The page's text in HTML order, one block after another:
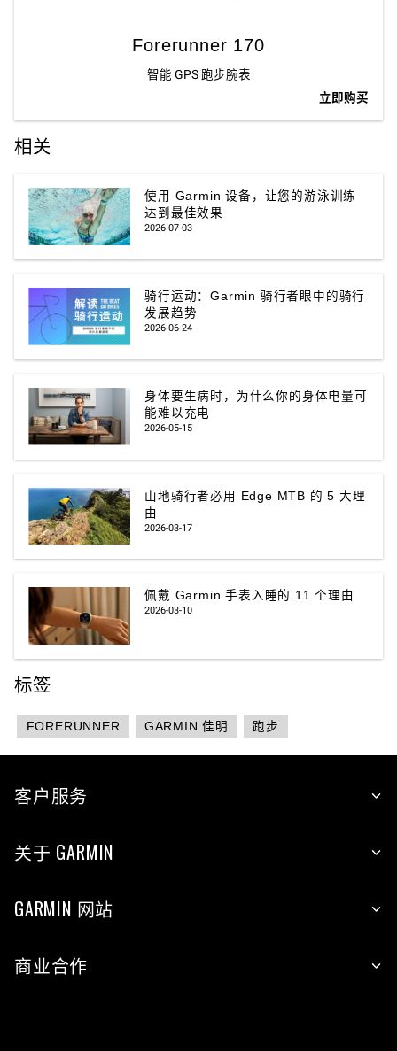
Forerunner 170
智能 GPS 跑步腕表
立即购买
相关
使用 Garmin 设备，让您的游泳训练
达到最佳效果
2026-07-03
骑行运动：Garmin 骑行者眼中的骑行
发展趋势
2026-06-24
身体要生病时，为什么你的身体电量可
能难以充电
2026-05-15
山地骑行者必用 Edge MTB 的 5 大理
由
2026-03-17
佩戴 Garmin 手表入睡的 11 个理由
2026-03-10
标签
FORERUNNER GARMIN 佳明 跑步
客户服务
关于 GARMIN
GARMIN 网站
商业合作